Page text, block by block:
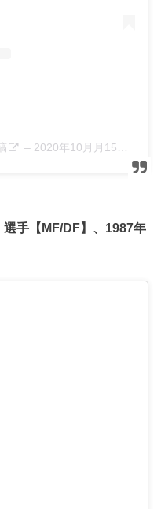
– 2020年10月月15日午後9時16分PDT
選手【MF/DF】、1987年